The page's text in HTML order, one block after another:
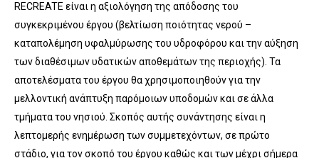
RECREATE είναι η αξιολόγηση της απόδοσης του
συγκεκριμένου έργου (βελτίωση ποιότητας νερού –
καταπολέμηση υφαλμύρωσης του υδροφόρου και την αύξηση
των διαθέσιμων υδατικών αποθεμάτων της περιοχής). Τα
αποτελέσματα του έργου θα χρησιμοποιηθούν για την
μελλοντική ανάπτυξη παρόμοιων υποδομών και σε άλλα
τμήματα του νησιού. Σκοπός αυτής συνάντησης είναι η
λεπτομερής ενημέρωση των συμμετεχόντων, σε πρώτο
στάδιο, για τον σκοπό του έργου καθώς και των μέχρι σήμερα